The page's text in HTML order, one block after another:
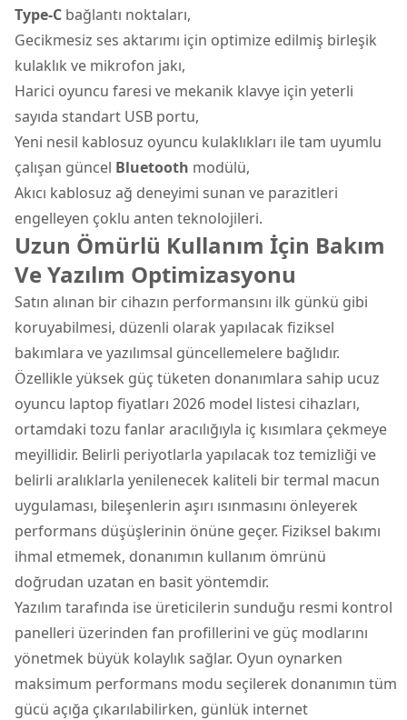
Type-C bağlantı noktaları,
Gecikmesiz ses aktarımı için optimize edilmiş birleşik
kulaklık ve mikrofon jakı,
Harici oyuncu faresi ve mekanik klavye için yeterli
sayıda standart USB portu,
Yeni nesil kablosuz oyuncu kulaklıkları ile tam uyumlu
çalışan güncel Bluetooth modülü,
Akıcı kablosuz ağ deneyimi sunan ve parazitleri
engelleyen çoklu anten teknolojileri.
Uzun Ömürlü Kullanım İçin Bakım
Ve Yazılım Optimizasyonu
Satın alınan bir cihazın performansını ilk günkü gibi
koruyabilmesi, düzenli olarak yapılacak fiziksel
bakımlara ve yazılımsal güncellemelere bağlıdır.
Özellikle yüksek güç tüketen donanımlara sahip ucuz
oyuncu laptop fiyatları 2026 model listesi cihazları,
ortamdaki tozu fanlar aracılığıyla iç kısımlara çekmeye
meyillidir. Belirli periyotlarla yapılacak toz temizliği ve
belirli aralıklarla yenilenecek kaliteli bir termal macun
uygulaması, bileşenlerin aşırı ısınmasını önleyerek
performans düşüşlerinin önüne geçer. Fiziksel bakımı
ihmal etmemek, donanımın kullanım ömrünü
doğrudan uzatan en basit yöntemdir.
Yazılım tarafında ise üreticilerin sunduğu resmi kontrol
panelleri üzerinden fan profillerini ve güç modlarını
yönetmek büyük kolaylık sağlar. Oyun oynarken
maksimum performans modu seçilerek donanımın tüm
gücü açığa çıkarılabilirken, günlük internet